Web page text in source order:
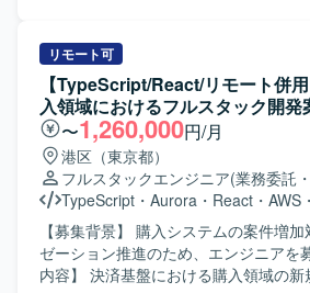
囲は、リッチメニュー・ポップアップ
イムチャット、配信用管理画面、LIFF
ます。 将来的なSaaS化を見据えた技
よびサービスブラッシュアップを行いま
リモート可
【TypeScript/React/リモート併
入領域におけるフルスタック開発
〜1,260,000円/月
港区（東京都）
フルスタックエンジニア(業務委託
TypeScript ・ Aurora ・ React ・ AWS ・
【募集背景】 購入システムの案件増
ゼーション推進のため、エンジニアを募集し
内容】 決済基盤における購入領域の